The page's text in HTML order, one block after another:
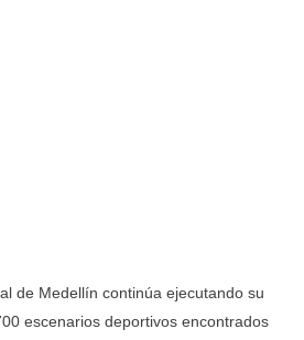
de Medellín continúa ejecutando su
escenarios deportivos encontrados